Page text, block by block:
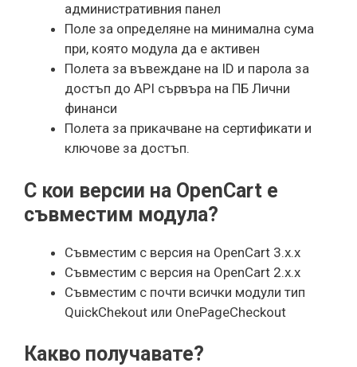
административния панел
Поле за определяне на минимална сума
при, която модула да е активен
Полета за въвеждане на ID и парола за
достъп до API сървъра на ПБ Лични
финанси
Полета за прикачване на сертификати и
ключове за достъп.
С кои версии на OpenCart e
съвместим модула?
Съвместим с версия на OpenCart 3.x.x
Съвместим с версия на OpenCart 2.x.x
Съвместим с почти всички модули тип
QuickChekout или OnePageCheckout
Какво получавате?